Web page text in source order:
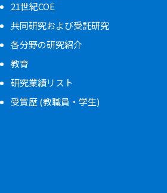
21世紀COE
共同研究および受託研究
各分野の研究紹介
教育
研究業績リスト
受賞歴 (教職員・学生)